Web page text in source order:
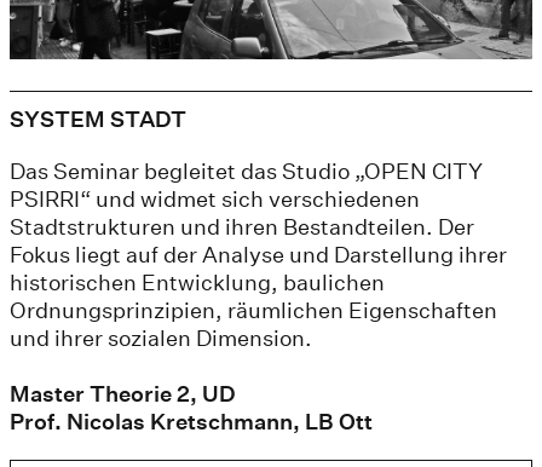
SYSTEM STADT
Das Seminar begleitet das Studio „OPEN CITY
PSIRRI“ und widmet sich verschiedenen
Stadtstrukturen und ihren Bestandteilen. Der
Fokus liegt auf der Analyse und Darstellung ihrer
historischen Entwicklung, baulichen
Ordnungsprinzipien, räumlichen Eigenschaften
und ihrer sozialen Dimension.
Master Theorie 2, UD
Prof. Nicolas Kretschmann, LB Ott